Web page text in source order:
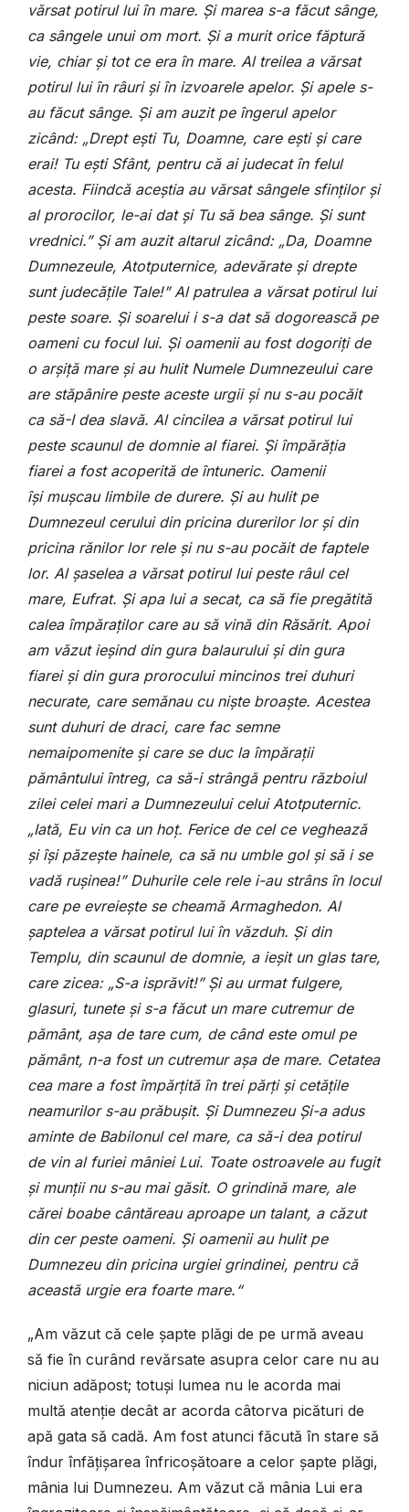
vărsat potirul lui în mare. Și marea s-a făcut sânge,
ca sângele unui om mort. Și a murit orice făptură
vie, chiar și tot ce era în mare. Al treilea a vărsat
potirul lui în râuri și în izvoarele apelor. Și apele s-
au făcut sânge. Și am auzit pe îngerul apelor
zicând: „Drept ești Tu, Doamne, care ești și care
erai! Tu ești Sfânt, pentru că ai judecat în felul
acesta. Fiindcă aceștia au vărsat sângele sfinților și
al prorocilor, le-ai dat și Tu să bea sânge. Și sunt
vrednici.” Și am auzit altarul zicând: „Da, Doamne
Dumnezeule, Atotputernice, adevărate și drepte
sunt judecățile Tale!” Al patrulea a vărsat potirul lui
peste soare. Și soarelui i s-a dat să dogorească pe
oameni cu focul lui. Și oamenii au fost dogoriți de
o arșiță mare și au hulit Numele Dumnezeului care
are stăpânire peste aceste urgii și nu s-au pocăit
ca să-I dea slavă. Al cincilea a vărsat potirul lui
peste scaunul de domnie al fiarei. Și împărăția
fiarei a fost acoperită de întuneric. Oamenii
își mușcau limbile de durere. Și au hulit pe
Dumnezeul cerului din pricina durerilor lor și din
pricina rănilor lor rele și nu s-au pocăit de faptele
lor. Al șaselea a vărsat potirul lui peste râul cel
mare, Eufrat. Și apa lui a secat, ca să fie pregătită
calea împăraților care au să vină din Răsărit. Apoi
am văzut ieșind din gura balaurului și din gura
fiarei și din gura prorocului mincinos trei duhuri
necurate, care semănau cu niște broaște. Acestea
sunt duhuri de draci, care fac semne
nemaipomenite și care se duc la împărații
pământului întreg, ca să-i strângă pentru războiul
zilei celei mari a Dumnezeului celui Atotputernic.
„Iată, Eu vin ca un hoț. Ferice de cel ce veghează
și își păzește hainele, ca să nu umble gol și să i se
vadă rușinea!” Duhurile cele rele i-au strâns în locul
care pe evreiește se cheamă Armaghedon. Al
șaptelea a vărsat potirul lui în văzduh. Și din
Templu, din scaunul de domnie, a ieșit un glas tare,
care zicea: „S-a isprăvit!” Și au urmat fulgere,
glasuri, tunete și s-a făcut un mare cutremur de
pământ, așa de tare cum, de când este omul pe
pământ, n-a fost un cutremur așa de mare. Cetatea
cea mare a fost împărțită în trei părți și cetățile
neamurilor s-au prăbușit. Și Dumnezeu Și-a adus
aminte de Babilonul cel mare, ca să-i dea potirul
de vin al furiei mâniei Lui. Toate ostroavele au fugit
și munții nu s-au mai găsit. O grindină mare, ale
cărei boabe cântăreau aproape un talant, a căzut
din cer peste oameni. Și oamenii au hulit pe
Dumnezeu din pricina urgiei grindinei, pentru că
această urgie era foarte mare.“
„Am văzut că cele șapte plăgi de pe urmă aveau
să fie în curând revărsate asupra celor care nu au
niciun adăpost; totuși lumea nu le acorda mai
multă atenție decât ar acorda câtorva picături de
apă gata să cadă. Am fost atunci făcută în stare să
îndur înfățișarea înfricoșătoare a celor șapte plăgi,
mânia lui Dumnezeu. Am văzut că mânia Lui era